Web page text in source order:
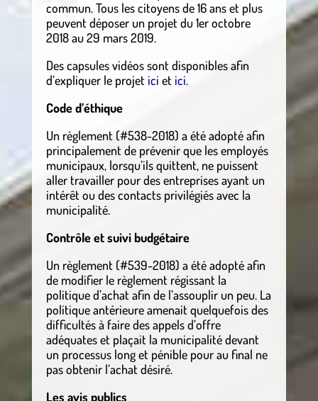
commun. Tous les citoyens de 16 ans et plus
peuvent déposer un projet du 1er octobre
2018 au 29 mars 2019.
Des capsules vidéos sont disponibles afin
d’expliquer le projet ici et ici.
Code d’éthique
Un règlement (#538-2018) a été adopté afin
principalement de prévenir que les employés
municipaux, lorsqu’ils quittent, ne puissent
aller travailler pour des entreprises ayant un
intérêt ou des contacts privilégiés avec la
municipalité.
Contrôle et suivi budgétaire
Un règlement (#539-2018) a été adopté afin
de modifier le règlement régissant la
politique d’achat afin de l’assouplir un peu. La
politique antérieure amenait quelquefois des
difficultés à faire des appels d’offre
adéquates et plaçait la municipalité devant
un processus long et pénible pour au final ne
pas obtenir l’achat désiré.
Les avis publics